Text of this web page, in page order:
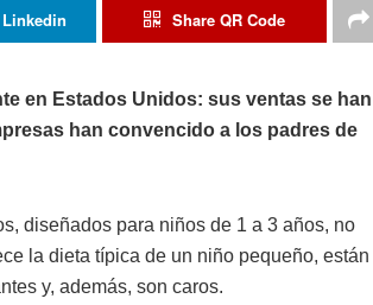
Share QR Code
en Estados Unidos: sus ventas se han
han convencido a los padres de
diseñados para niños de 1 a 3 años, no
la dieta típica de un niño pequeño, están
y, además, son caros.